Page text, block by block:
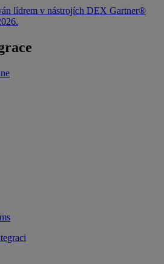
lídrem v nástrojích DEX Gartner®